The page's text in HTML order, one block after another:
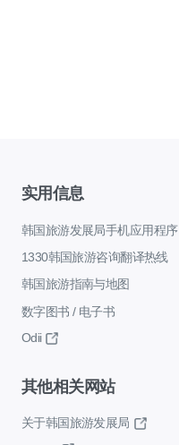
实用信息
韩国旅游发展局手机应用程序
1330韩国旅游咨询翻译热线
韩国旅游指南与地图
数字图书 / 电子书
Odii
其他相关网站
关于韩国旅游发展局